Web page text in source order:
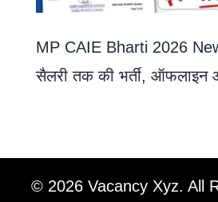
MP CAIE Bharti 2026
सैलरी तक की भर्ती,
© 2026 Vacancy Xyz. All